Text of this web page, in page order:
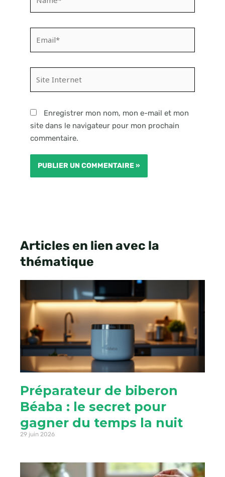
Internet
Enregistrer mon nom, mon e-mail et mon
site dans le navigateur pour mon prochain
commentaire.
Articles en lien avec la
thématique
Préparateur de biberon
Béaba : le secret pour
gagner du temps la nuit
29 juin 2026